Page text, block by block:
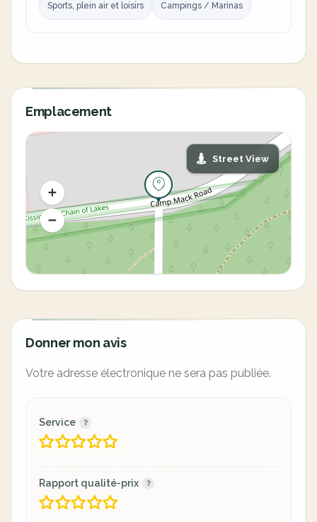
Sports, plein air et loisirs Campings / Marinas
Emplacement
Street View
Donner mon avis
Votre adresse électronique ne sera pas publiée.
Service
Rapport qualité-prix